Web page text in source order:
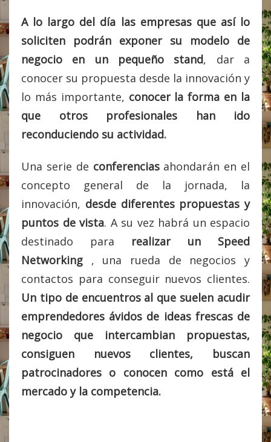
A lo largo del día las empresas que así lo
soliciten podrán exponer su modelo de
negocio en un pequeño stand, dar a
conocer su propuesta desde la innovación y
lo más importante, conocer la forma en la
que otros profesionales han ido
reconduciendo su actividad.
Una serie de conferencias ahondarán en el
concepto general de la jornada, la
innovación, desde diferentes propuestas y
puntos de vista. A su vez habrá un espacio
destinado para realizar un Speed
Networking , una rueda de negocios y
contactos para conseguir nuevos clientes.
Un tipo de encuentros al que suelen acudir
emprendedores ávidos de ideas frescas de
negocio que intercambian propuestas,
consiguen nuevos clientes, buscan
patrocinadores o conocen como está el
mercado y la competencia.